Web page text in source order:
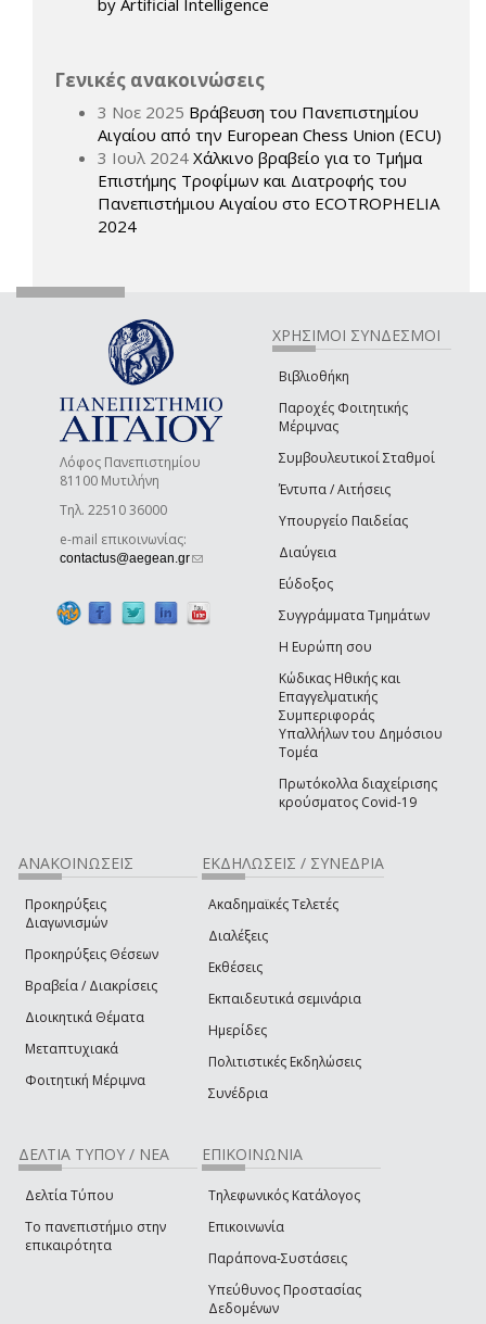
Γενικές ανακοινώσεις
3 Νοε 2025 Βράβευση του Πανεπιστημίου
Αιγαίου από την European Chess Union (ECU)
3 Ιουλ 2024 Χάλκινο βραβείο για το Τμήμα
Επιστήμης Τροφίμων και Διατροφής του
Πανεπιστήμιου Αιγαίου στο ECOTROPHELIA
2024
Λόφος Πανεπιστημίου
81100 Μυτιλήνη
Τηλ. 22510 36000
e-mail επικοινωνίας:
contactus@aegean.gr(link sends e-mail)
ΧΡΗΣΙΜΟΙ ΣΥΝΔΕΣΜΟΙ
Βιβλιοθήκη
Παροχές Φοιτητικής
Μέριμνας
Συμβουλευτικοί Σταθμοί
Έντυπα / Αιτήσεις
Υπουργείο Παιδείας
Διαύγεια
Εύδοξος
Συγγράμματα Τμημάτων
Η Ευρώπη σου
Κώδικας Ηθικής και
Επαγγελματικής
Συμπεριφοράς
Υπαλλήλων του Δημόσιου
Τομέα
Πρωτόκολλα διαχείρισης
κρούσματος Covid-19
ΑΝΑΚΟΙΝΩΣΕΙΣ
Προκηρύξεις
Διαγωνισμών
Προκηρύξεις Θέσεων
Βραβεία / Διακρίσεις
Διοικητικά Θέματα
Μεταπτυχιακά
Φοιτητική Μέριμνα
ΕΚΔΗΛΩΣΕΙΣ / ΣΥΝΕΔΡΙΑ
Ακαδημαϊκές Τελετές
Διαλέξεις
Εκθέσεις
Εκπαιδευτικά σεμινάρια
Ημερίδες
Πολιτιστικές Εκδηλώσεις
Συνέδρια
ΔΕΛΤΙΑ ΤΥΠΟΥ / ΝΕΑ
Δελτία Τύπου
Το πανεπιστήμιο στην
επικαιρότητα
ΕΠΙΚΟΙΝΩΝΙΑ
Τηλεφωνικός Κατάλογος
Επικοινωνία
Παράπονα-Συστάσεις
Υπεύθυνος Προστασίας
Δεδομένων